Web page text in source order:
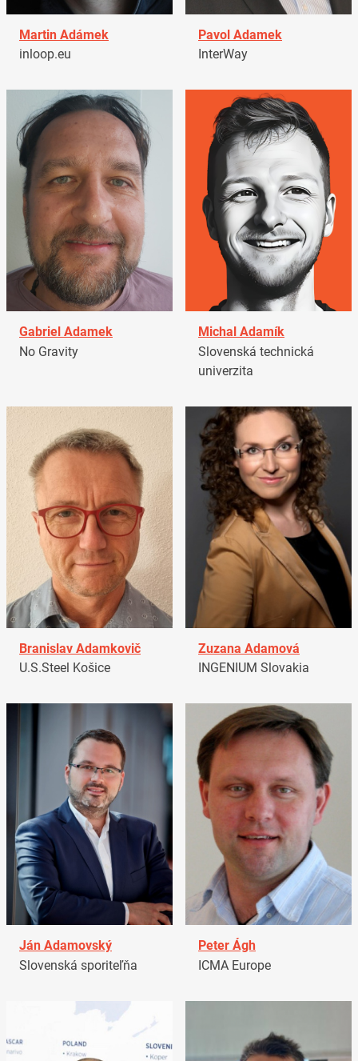
Martin Adámek
inloop.eu
Pavol Adamek
InterWay
Gabriel Adamek
No Gravity
Michal Adamík
Slovenská technická
univerzita
Branislav Adamkovič
U.S.Steel Košice
Zuzana Adamová
INGENIUM Slovakia
Ján Adamovský
Slovenská sporiteľňa
Peter Ágh
ICMA Europe